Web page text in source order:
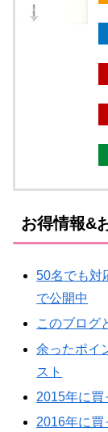
お得情報&
50名でも対
で公開中
このブログ
余ったポイ
スト
2015年に買
2016年に買